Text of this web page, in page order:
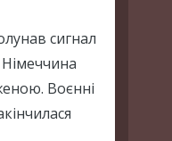
сигнал
Воєнні